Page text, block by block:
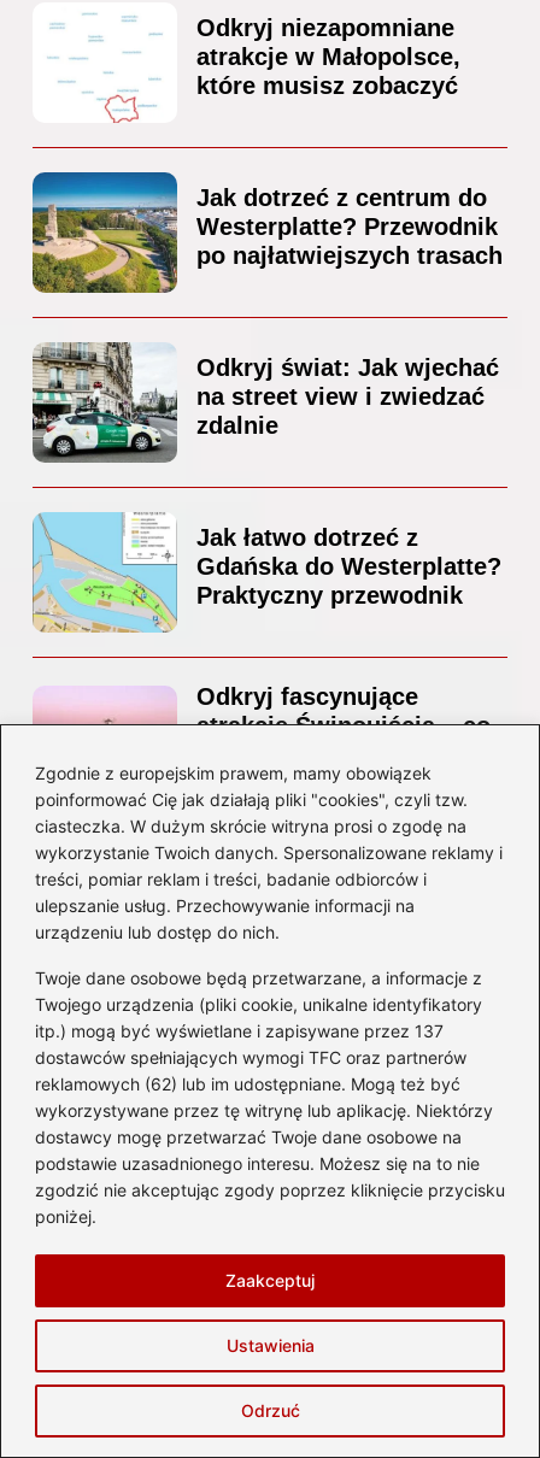
Zgodnie z europejskim prawem, mamy obowiązek
poinformować Cię jak działają pliki "cookies", czyli tzw.
ciasteczka. W dużym skrócie witryna prosi o zgodę na
wykorzystanie Twoich danych. Spersonalizowane reklamy i
treści, pomiar reklam i treści, badanie odbiorców i
ulepszanie usług. Przechowywanie informacji na
urządzeniu lub dostęp do nich.
Twoje dane osobowe będą przetwarzane, a informacje z
Twojego urządzenia (pliki cookie, unikalne identyfikatory
itp.) mogą być wyświetlane i zapisywane przez 137
dostawców spełniających wymogi TFC oraz partnerów
reklamowych (62) lub im udostępniane. Mogą też być
wykorzystywane przez tę witrynę lub aplikację. Niektórzy
dostawcy mogę przetwarzać Twoje dane osobowe na
podstawie uzasadnionego interesu. Możesz się na to nie
zgodzić nie akceptując zgody poprzez kliknięcie przycisku
poniżej.
Ustawienia
Odrzuć
Zaakceptuj
Odkryj niezapomniane
atrakcje w Małopolsce,
które musisz zobaczyć
Jak dotrzeć z centrum do
Westerplatte? Przewodnik
po najłatwiejszych trasach
Odkryj świat: Jak wjechać
na street view i zwiedzać
zdalnie
Jak łatwo dotrzeć z
Gdańska do Westerplatte?
Praktyczny przewodnik
Odkryj fascynujące
atrakcje Świnoujścia – co
wizyty?
Newsletter
Zapisz się do
newslettera
Bądź na bieżąco z aktualnościami i
ogłoszeniami. Zapisz się korzystając ze
swojego adresu email.
Adres email